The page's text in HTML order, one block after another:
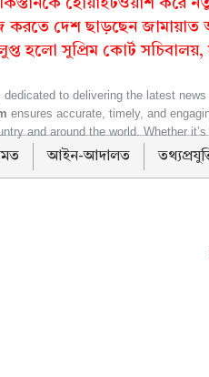
হোয়াইটওয়াশ করে
করতে দেশ ছাড়ছেন জামায়াত
হলো সুপ্রিম কোর্ট সচিবালয়,
to delivering the latest
ensures accurate, timely, and
and around the world. Whether
আইন-আদালত